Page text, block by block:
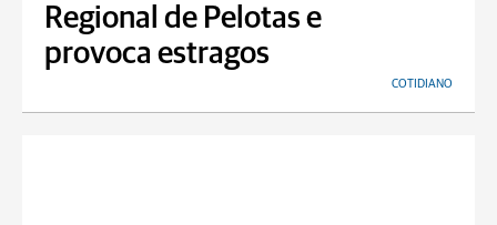
Regional de Pelotas e
provoca estragos
COTIDIANO